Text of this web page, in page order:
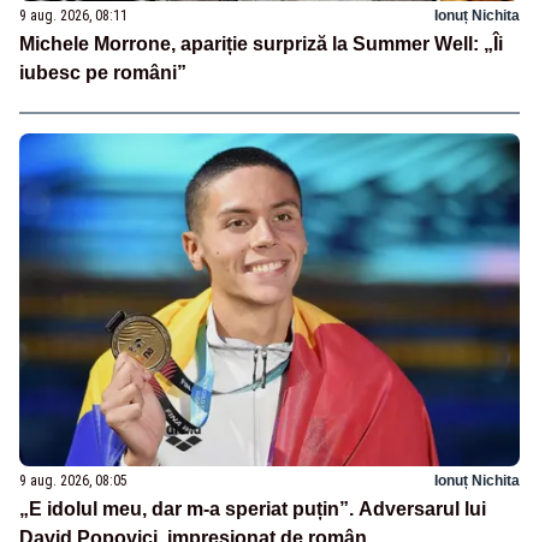
9 aug. 2026, 08:11 Ionuț Nichita
Michele Morrone, apariție surpriză la Summer Well: „Îi
iubesc pe români”
9 aug. 2026, 08:05 Ionuț Nichita
„E idolul meu, dar m-a speriat puțin”. Adversarul lui
David Popovici, impresionat de român